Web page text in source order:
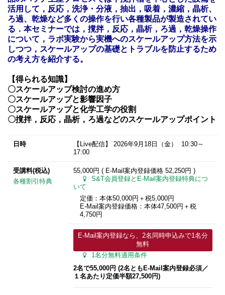
活用して，反応，洗浄・分液，抽出，吸着，濃縮，晶析、
ろ過、乾燥など多くの操作を行い各種製品が製造されてい
る．本セミナーでは，撹拌，反応，晶析，ろ過，乾燥操作
について，ラボ実験から実機へのスケールアップ方法を示
しつつ，スケールアップの基礎とトラブルを防止するため
の考え方を紹介する。
【得られる知識】
〇スケールアップ検討の進め方
〇スケールアップと影響因子
〇スケールアップと化学工学の役割
〇撹拌，反応，晶析，ろ過などのスケールアップポイント
日時 【Live配信】 2026年9月18日
（金） 10:30～
17:00
受講料(税込)
各種割引特典
55,000円 ( E-Mail案内登録価格 52,250円 )
S&T会員登録とE-Mail案内登録特典につ
いて
定価：本体50,000円＋税5,000円
E-Mail案内登録価格：本体47,500円＋税
4,750円
E-Mail案内登録なら、2名同時申込みで1名分
無料
1名分無料適用条件
2名で55,000円 (2名ともE-Mail案内登録必須／
１名あたり定価半額27,500円)